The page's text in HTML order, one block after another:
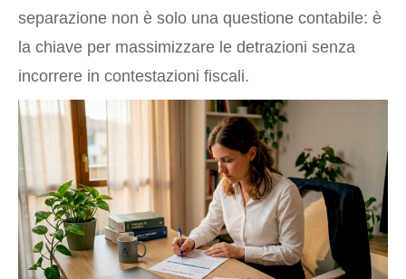
separazione non è solo una questione contabile: è
la chiave per massimizzare le detrazioni senza
incorrere in contestazioni fiscali.